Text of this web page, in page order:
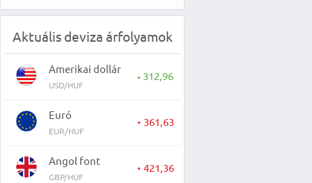
Aktuális deviza árfolyamok
Amerikai dollár
USD/HUF
▲ 312,96
Euró
EUR/HUF
▼ 361,63
Angol font
GBP/HUF
▼ 421,36